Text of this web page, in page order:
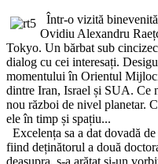
Într-o vizită
Ovidiu Alexandru
Tokyo. Un bărbat sub
dialog cu cei interesați.
momentului în Orientul
dintre Iran, Israel și SUA. Ce
nou război de nivel planetar.
ele în timp și spațiu...
Excelența sa a dat dovadă
fiind deținătorul a două
deasupra, s-a arătat și-un